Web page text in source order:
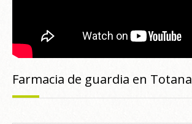
Farmacia de guardia en Totana